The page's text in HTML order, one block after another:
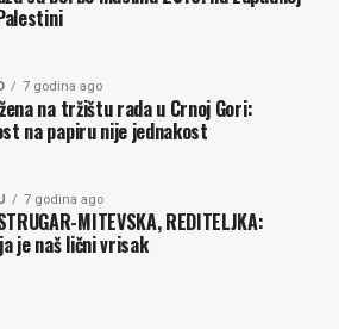
razočarenje.
Komentari
7 godina ago
na tržištu rada u Crnoj Gori:
na papiru nije jednakost
7 godina ago
MITEVSKA, REDITELJKA:
je naš lični vrisak